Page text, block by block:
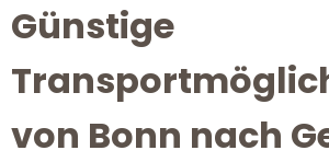
Günstige
von Bonn nach